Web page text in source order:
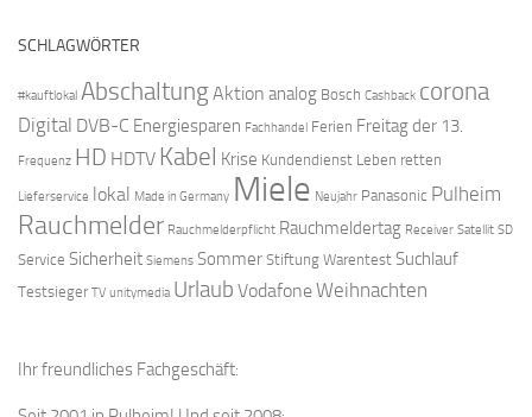
SCHLAGWÖRTER
#kauftlokal AbschaltungAktion analog Bosch Cashback corona
Digital DVB-C Energiesparen Fachhandel Ferien Freitag der 13.
Frequenz HD HDTV Kabel Krise Kundendienst Leben retten
Lieferservice lokal Made in Germany Miele Neujahr Panasonic Pulheim
Rauchmelder Rauchmelderpflicht Rauchmeldertag Receiver Satellit SD
Service Sicherheit Siemens Sommer Stiftung Warentest Suchlauf
Testsieger TV unitymedia Urlaub VodafoneWeihnachten
Ihr freundliches Fachgeschäft: